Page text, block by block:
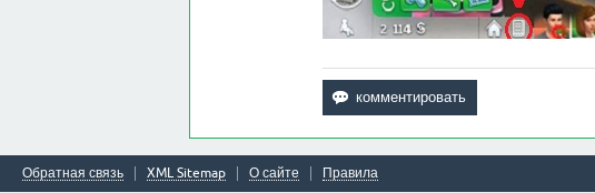
Обратная связь XML Sitemap О сайте Правила